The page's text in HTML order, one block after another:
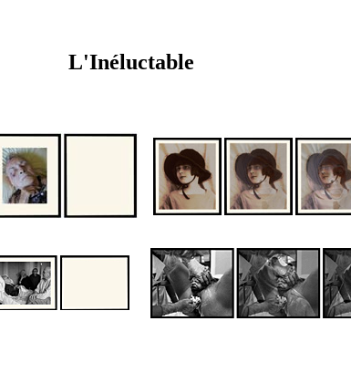
L'Inéluctable